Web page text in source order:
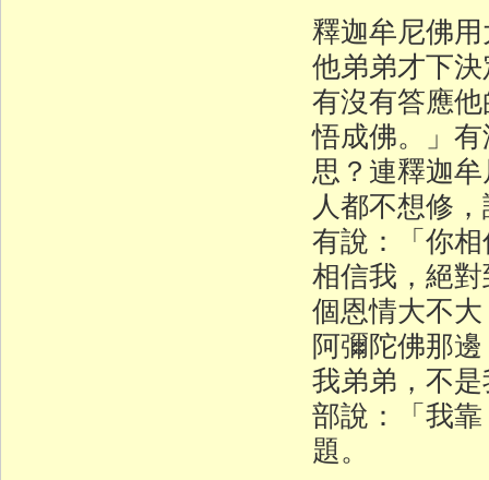
釋迦牟尼佛
他弟弟才下
有沒有答應
悟成佛。」
思？連釋迦
人都不想修
有說：「你
相信我，絕
個恩情大不
阿彌陀佛那
我弟弟，不
部說：「我
題。